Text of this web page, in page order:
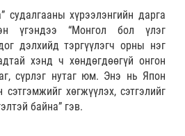
судалгааны хүрээлэнгийн дарга
үгэндээ “Монгол бол үлэг
дэлхийд тэргүүлэгч орны нэг
хэнд ч хөндөгдөөгүй онгон
сүрлэг нутаг юм. Энэ нь Япон
хөгжүүлэх, сэтгэлийг
байна” гэв.